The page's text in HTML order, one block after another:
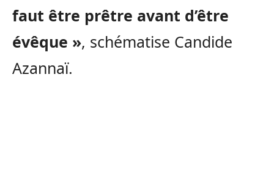
faut être prêtre avant d’être
évêque », schématise Candide
Azannaï.